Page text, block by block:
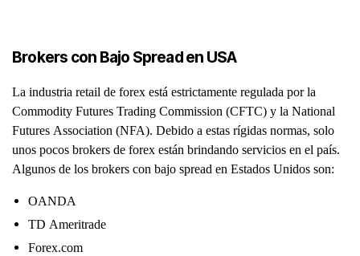
Brokers con Bajo Spread en USA
La industria retail de forex está estrictamente regulada por la
Commodity Futures Trading Commission (CFTC) y la National
Futures Association (NFA). Debido a estas rígidas normas, solo
unos pocos brokers de forex están brindando servicios en el país.
Algunos de los brokers con bajo spread en Estados Unidos son:
OANDA
TD Ameritrade
Forex.com